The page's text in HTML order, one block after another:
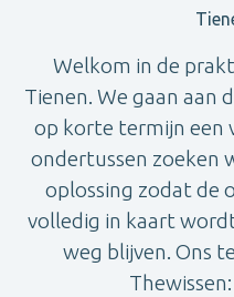
Welkom in de
Tienen. We gaan aan
op korte termijn een
ondertussen zoeken
oplossing zodat de
volledig in kaart
weg blijven. Ons